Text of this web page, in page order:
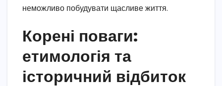
неможливо побудувати щасливе життя.
Корені поваги:
етимологія та
історичний відбиток